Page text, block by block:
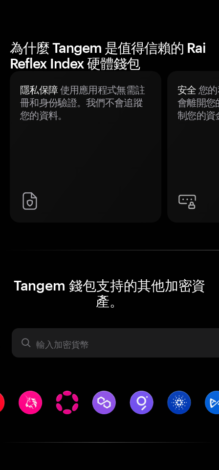
為什麼 Tangem 是值得信賴的 Rai
Reflex Index 硬體錢包
隱私保障使用應用程式無需註
冊和身份驗證。我們不會追蹤
您的資料。
安全 您
會離開您
制您的資
Tangem 錢包支持的其他加密資
產。
資產